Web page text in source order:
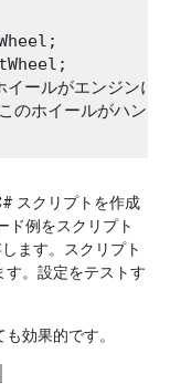
ルがエンジンにア
イールがハンド
スクリプトを作成
ド例をスクリプト
ます。スクリプト
。設定をテストす
効果的です。